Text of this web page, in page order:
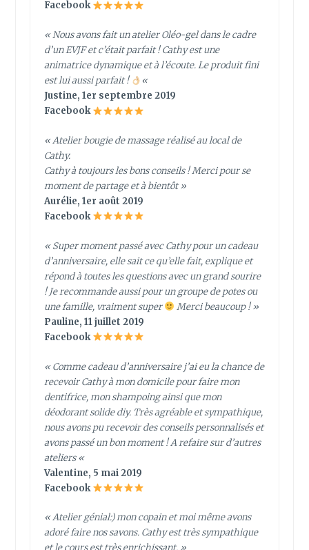
Facebook
« Nous avons fait un atelier Oléo-gel dans le cadre
d’un EVJF et c’était parfait ! Cathy est une
animatrice dynamique et à l’écoute. Le produit fini
est lui aussi parfait !
«
Justine, 1er septembre 2019
Facebook
« Atelier bougie de massage réalisé au local de
Cathy.
Cathy à toujours les bons conseils ! Merci pour se
moment de partage et à bientôt »
Aurélie, 1er août 2019
Facebook
« Super moment passé avec Cathy pour un cadeau
d’anniversaire, elle sait ce qu’elle fait, explique et
répond à toutes les questions avec un grand sourire
! Je recommande aussi pour un groupe de potes ou
une famille, vraiment super
Merci beaucoup ! »
Pauline, 11 juillet 2019
Facebook
« Comme cadeau d’anniversaire j’ai eu la chance de
recevoir Cathy à mon domicile pour faire mon
dentifrice, mon shampoing ainsi que mon
déodorant solide diy. Très agréable et sympathique,
nous avons pu recevoir des conseils personnalisés et
avons passé un bon moment ! A refaire sur d’autres
ateliers«
Valentine, 5 mai 2019
Facebook
« Atelier génial:) mon copain et moi même avons
adoré faire nos savons. Cathy est très sympathique